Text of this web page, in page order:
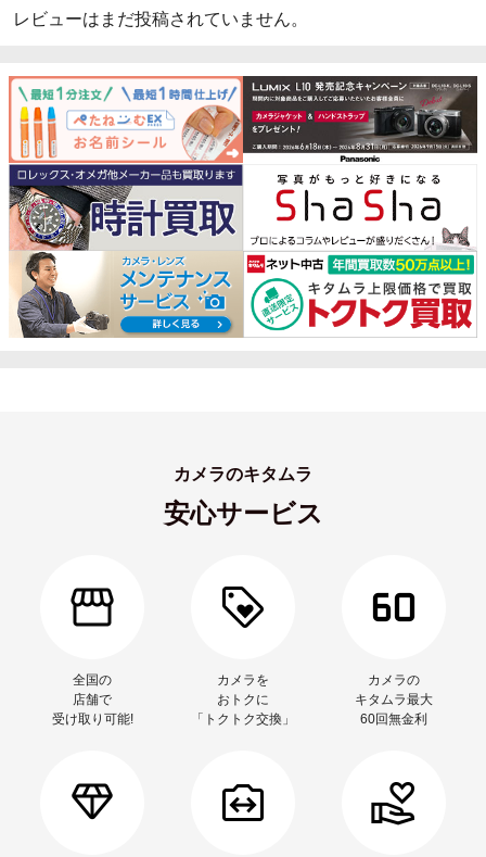
レビューはまだ投稿されていません。
カメラのキタムラ
安心サービス
全国の
店舗で
受け取り可能!
カメラを
おトクに
「トクトク交換」
カメラの
キタムラ最大
60回無金利